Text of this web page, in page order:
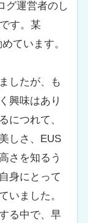
グ運営者のし
す。某
ています。
したが、も
興味はあり
につれて、
しさ、EUS
さを知るう
身にとって
いました。
る中で、早